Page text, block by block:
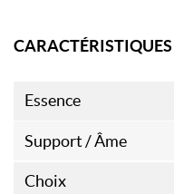
CARACTÉRISTIQUES
Essence
Support / Âme
Choix